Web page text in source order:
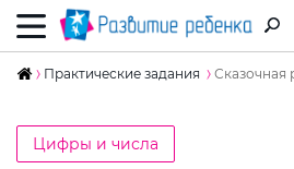
Практические задания Сказочная
Цифры и числа